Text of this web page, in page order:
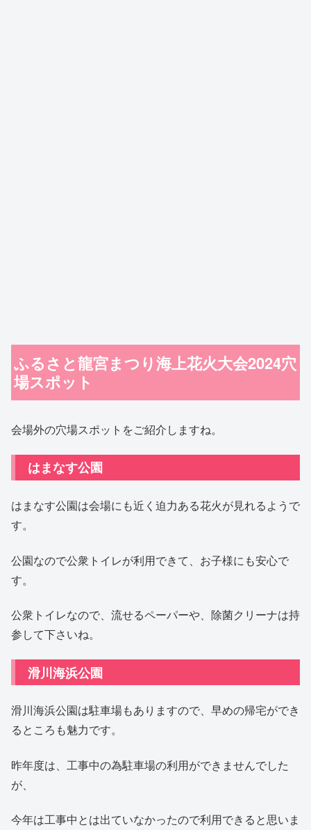
ふるさと龍宮まつり海上花火大会2024穴
場スポット
会場外の穴場スポットをご紹介しますね。
はまなす公園
はまなす公園は会場にも近く迫力ある花火が見れるようで
す。
公園なので公衆トイレが利用できて、お子様にも安心で
す。
公衆トイレなので、流せるペーパーや、除菌クリーナは持
参して下さいね。
滑川海浜公園
滑川海浜公園は駐車場もありますので、早めの帰宅ができ
るところも魅力です。
昨年度は、工事中の為駐車場の利用ができませんでした
が、
今年は工事中とは出ていなかったので利用できると思いま